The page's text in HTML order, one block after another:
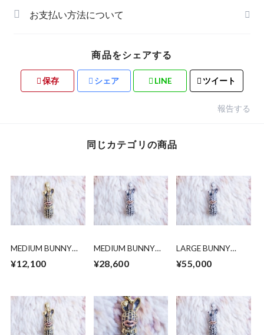
お支払い方法について
商品をシェアする
保存 シェア LINE ツイート
報告する
同じカテゴリの商品
MEDIUM BUNNY
copper
¥12,100
MEDIUM BUNNY
k10PG
¥28,600
LARGE BUNNY
10k pinkgold
¥55,000